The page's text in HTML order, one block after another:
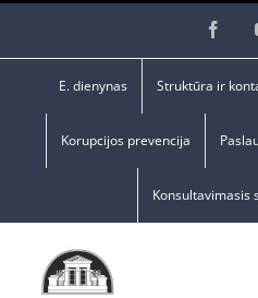
E. dienynas Struktūra ir
Korupcijos prevencija
Konsultavimasis